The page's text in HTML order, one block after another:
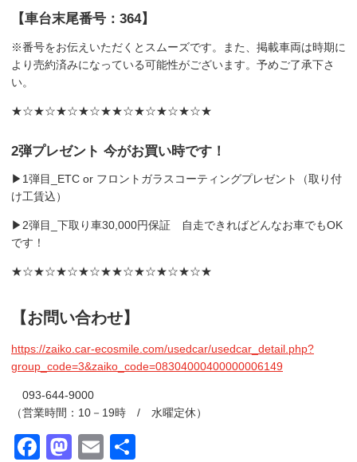
【車台末尾番号：364】
※番号をお伝えいただくとスムーズです。また、掲載車両は時期に
より売約済みになっている可能性がございます。予めご了承下さ
い。
★☆★☆★☆★☆★★☆★☆★☆★☆★
2弾プレゼント 今がお買い時です！
▶1弾目_ETC or フロントガラスコーティングプレゼント（取り付
け工賃込）
▶2弾目_下取り車30,000円保証 自走できればどんなお車でもOK
です！
★☆★☆★☆★☆★★☆★☆★☆★☆★
【お問い合わせ】
https://zaiko.car-ecosmile.com/usedcar/usedcar_detail.php?
group_code=3&zaiko_code=08304000400000006149
093-644-9000
（営業時間：10－19時 / 水曜定休）
Facebook
Mastodon
Email